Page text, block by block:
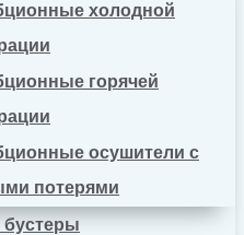
холодной
горячей
осушители с
потерями